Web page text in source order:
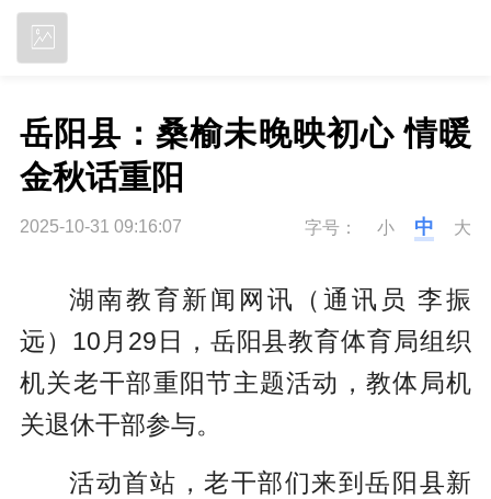
岳阳县：桑榆未晚映初心 情暖
金秋话重阳
2025-10-31 09:16:07 字号： 小 中 大
湖南教育新闻网讯（通讯员 李振
远）10月29日，岳阳县教育体育局组织
机关老干部重阳节主题活动，教体局机
关退休干部参与。
活动首站，老干部们来到岳阳县新